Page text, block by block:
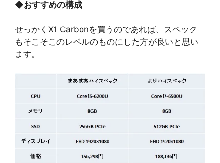
◆おすすめの構成
せっかくX1 Carbonを買うのであれば、スペック
もそこそこのレベルのものにした方が良いと思い
ます。